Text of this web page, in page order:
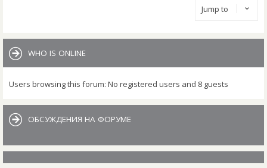
Jump to
WHO IS ONLINE
Users browsing this forum: No registered users and 8 guests
ОБСУЖДЕНИЯ НА ФОРУМЕ